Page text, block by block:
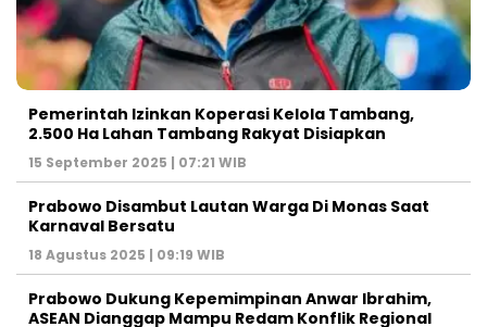
Pemerintah Izinkan Koperasi Kelola Tambang,
2.500 Ha Lahan Tambang Rakyat Disiapkan
15 September 2025 | 07:21 WIB
Prabowo Disambut Lautan Warga Di Monas Saat
Karnaval Bersatu
18 Agustus 2025 | 09:19 WIB
Prabowo Dukung Kepemimpinan Anwar Ibrahim,
ASEAN Dianggap Mampu Redam Konflik Regional